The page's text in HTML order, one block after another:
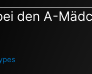
den A-